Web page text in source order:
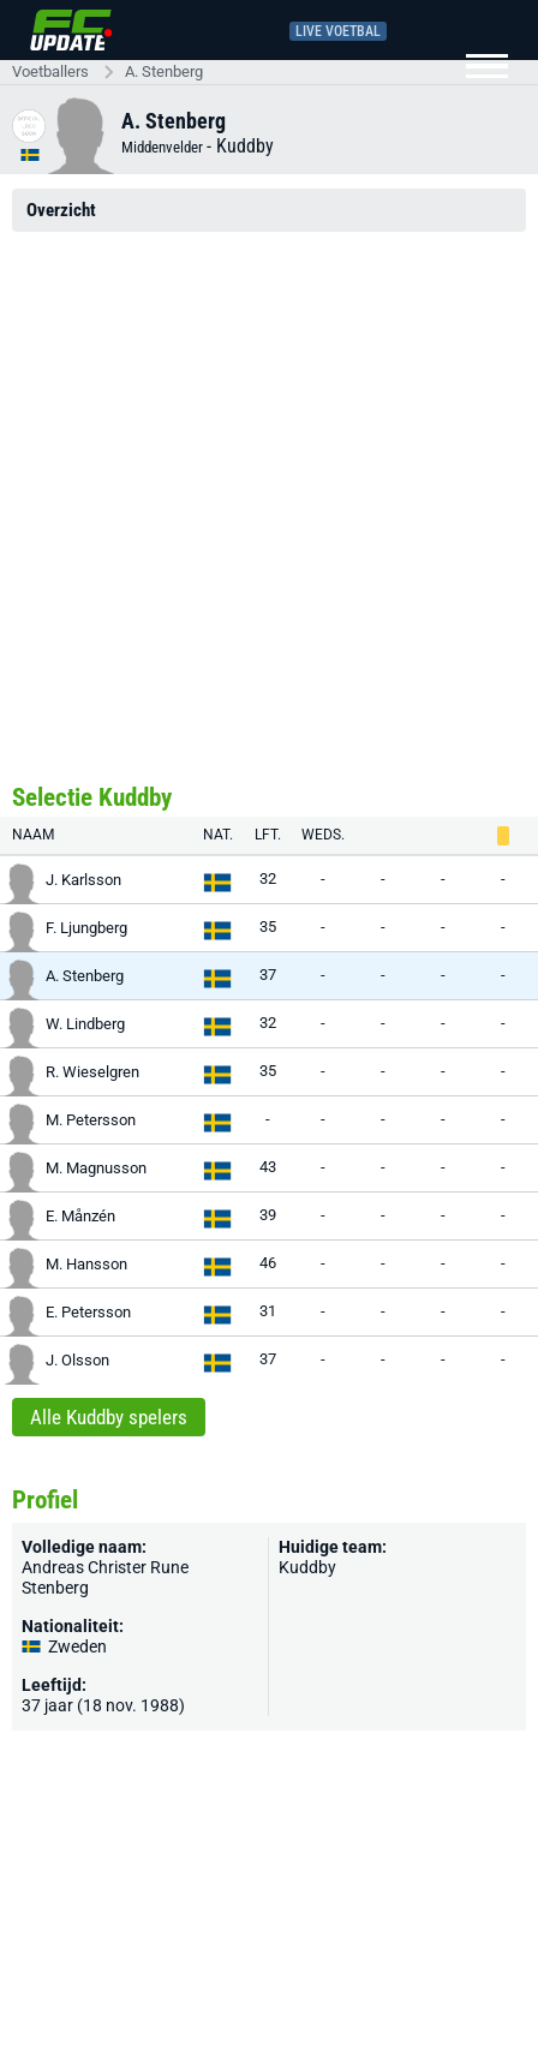
LIVE VOETBAL
Voetballers A. Stenberg
A. Stenberg
Middenvelder - Kuddby
Overzicht
Selectie Kuddby
NAAM NAT. LFT. WEDS.
J. Karlsson 32 - - - -
F. Ljungberg 35 - - - -
A. Stenberg 37 - - - -
W. Lindberg 32 - - - -
R. Wieselgren 35 - - - -
M. Petersson - - - - -
M. Magnusson 43 - - - -
E. Månzén 39 - - - -
M. Hansson 46 - - - -
E. Petersson 31 - - - -
J. Olsson 37 - - - -
Alle Kuddby spelers
Profiel
Volledige naam:
Andreas Christer Rune
Stenberg
Nationaliteit:
Zweden
Leeftijd:
37 jaar (18 nov. 1988)
Huidige team:
Kuddby